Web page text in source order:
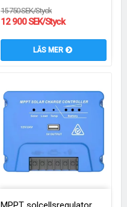
15 750 SEK/Styck
12 900 SEK/Styck
LÄS MER